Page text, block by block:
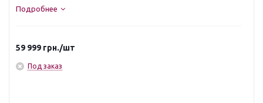
будь-якій надзвичайній ситуації.
Подробнее
59 999 грн./шт
Под заказ